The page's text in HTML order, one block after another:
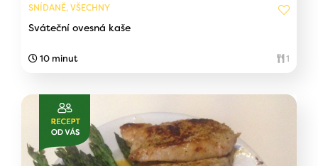
SNÍDANĚ, VŠECHNY
Sváteční ovesná kaše
10 minut 1